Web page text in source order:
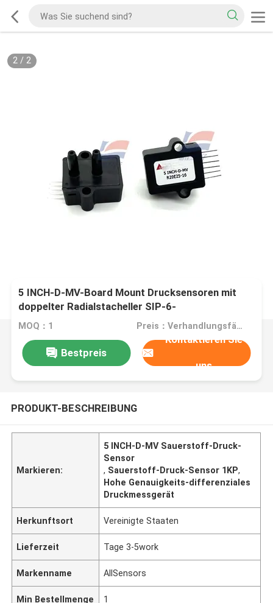
2/ 2
5 INCH-D-MV-Board Mount Drucksensoren mit
doppelter Radialstacheller SIP-6-
Schraubmontage
MOQ：1 Preis：Verhandlungsfähig
Bestpreis
Kontaktieren Sie
uns
PRODUKT-BESCHREIBUNG
Markieren:
5 INCH-D-MV Sauerstoff-Druck-
Sensor
, Sauerstoff-Druck-Sensor 1KP,
Hohe Genauigkeits-differenziales
Druckmessgerät
Herkunftsort Vereinigte Staaten
Lieferzeit Tage 3-5work
Markenname AllSensors
Min Bestellmenge 1